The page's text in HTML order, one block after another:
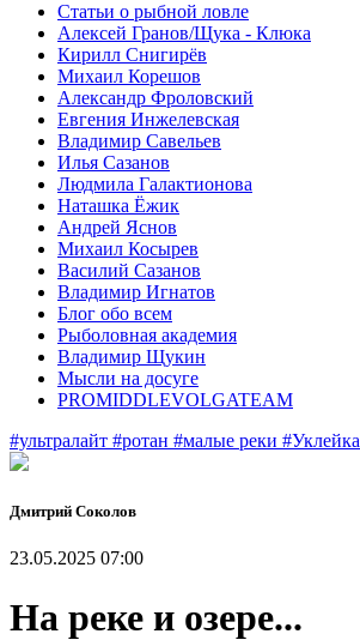
Статьи о рыбной ловле
Алексей Гранов/Щука - Клюка
Кирилл Снигирёв
Михаил Корешов
Александр Фроловский
Евгения Инжелевская
Владимир Савельев
Илья Сазанов
Людмила Галактионова
Наташка Ёжик
Андрей Яснов
Михаил Косырев
Василий Сазанов
Владимир Игнатов
Блог обо всем
Рыболовная академия
Владимир Щукин
Мысли на досуге
PROMIDDLEVOLGATEAM
#ультралайт #ротан #малые реки #Уклейка
Дмитрий Соколов
23.05.2025 07:00
На реке и озере...